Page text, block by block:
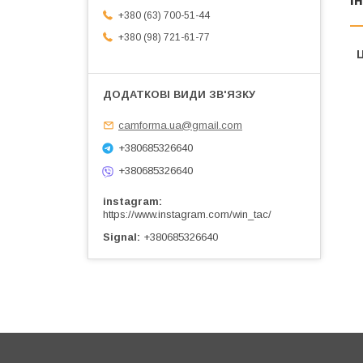
+380 (63) 700-51-44
+380 (98) 721-61-77
camforma.ua@gmail.com
+380685326640
+380685326640
instagram
https://www.instagram.com/win_tac/
Signal
+380685326640